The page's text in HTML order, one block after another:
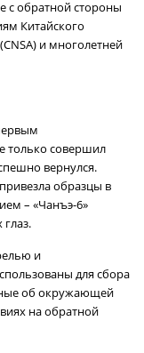
обратной стороны
Китайского
и многолетней
только совершил
вернулся.
образцы в
– «Чанъэ-6»
и
для сбора
об окружающей
на обратной